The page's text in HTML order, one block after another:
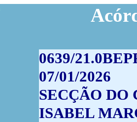
0639/
07/01/2026
SECÇÃO DO
ISABEL